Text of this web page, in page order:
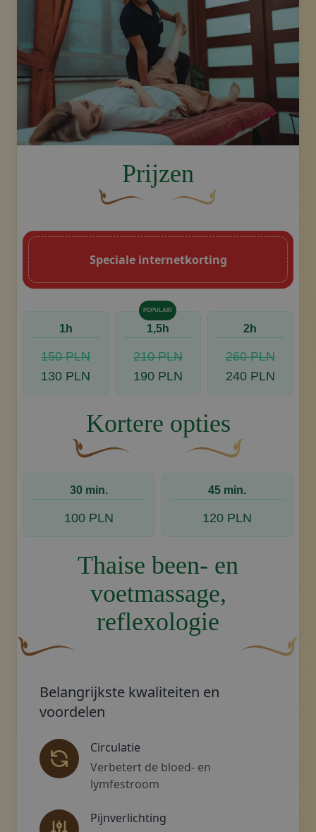
Prijzen
Speciale internetkorting
1h
150 PLN
130 PLN
POPULAIR
1,5h
210 PLN
190 PLN
2h
260 PLN
240 PLN
Kortere opties
30 min.
100 PLN
45 min.
120 PLN
Thaise been- en
voetmassage,
reflexologie
Belangrijkste kwaliteiten en
voordelen
Circulatie
Verbetert de bloed- en
lymfestroom
Pijnverlichting